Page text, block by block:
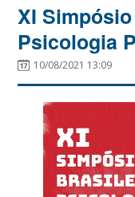
XI
Psicologia
10/08/2021 13:09